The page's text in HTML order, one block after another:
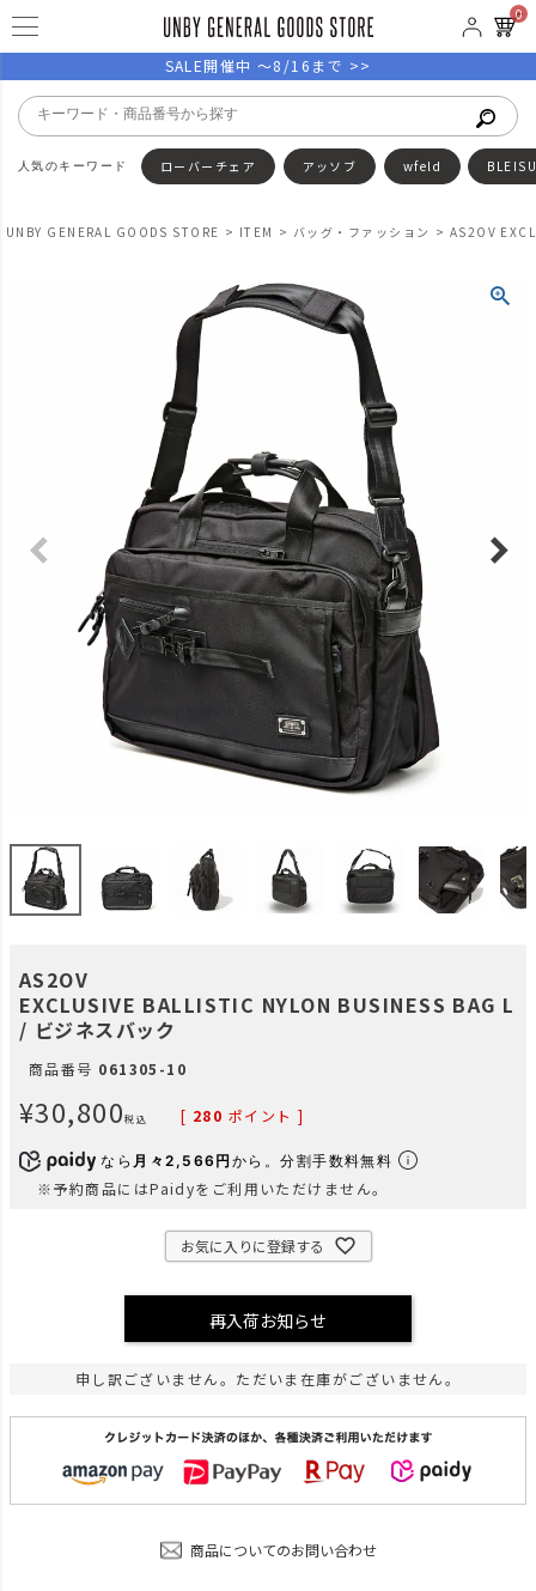
0
SALE開催中 ～8/16まで >>
ローバーチェア アッソブ wfeld
UNBY GENERAL GOODS STORE ITEM バッグ・ファッション AS2OV
AS2OV
EXCLUSIVE BALLISTIC NYLON BUSINESS BAG L
/ ビジネスバック
商品番号 061305-10
¥30,800税込 [ 280 ポイント ]
なら 月々2,566円から。分割手数料無料
※予約商品にはPaidyをご利用いただけません。
お気に入りに登録する
再入荷お知らせ
申し訳ございません。ただいま在庫がございません。
商品についてのお問い合わせ